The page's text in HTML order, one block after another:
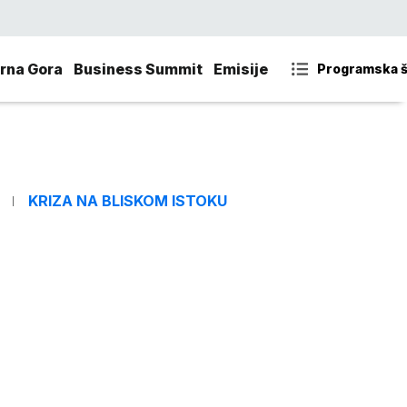
Gora Business Summit Emisije Programska
KRIZA NA BLISKOM ISTOKU